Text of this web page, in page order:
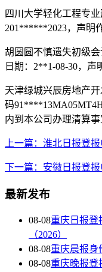
四川大学轻化工程专
201******2023，声明
胡圆圆不慎遗失初级
日期：2**1-08-30，声
天津绿城兴辰房地产
码
内到本公司办理清算事
上一篇：淮北日报登
下一篇：安徽日报登
最新发布
08-08重庆日报登
（2026）
08-08重庆晨报身
08-08重庆晚报登